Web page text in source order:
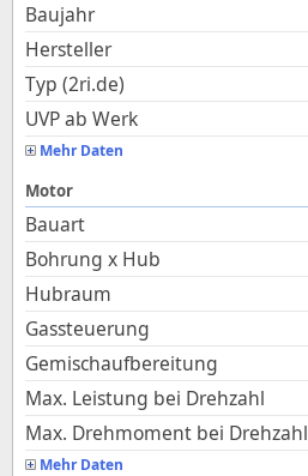
Baujahr
Hersteller
Typ (2ri.de)
UVP ab Werk
Mehr Daten
Motor
Bauart
Bohrung x Hub
Hubraum
Gassteuerung
Gemischaufbereitung
Max. Leistung bei Drehzahl
Max. Drehmoment bei Drehzahl
Mehr Daten